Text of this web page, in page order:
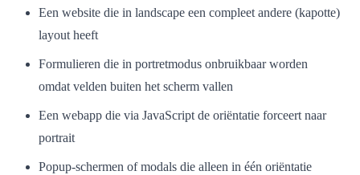
Een website die in landscape een compleet andere (kapotte)
layout heeft
Formulieren die in portretmodus onbruikbaar worden
omdat velden buiten het scherm vallen
Een webapp die via JavaScript de oriëntatie forceert naar
portrait
Popup-schermen of modals die alleen in één oriëntatie